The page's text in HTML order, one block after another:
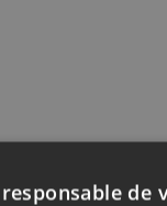
de